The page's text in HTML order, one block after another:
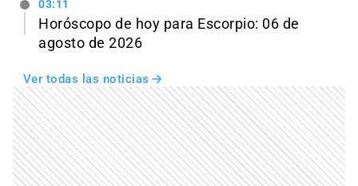
03:11
Horóscopo de hoy para Escorpio: 06 de
agosto de 2026
Ver todas las noticias